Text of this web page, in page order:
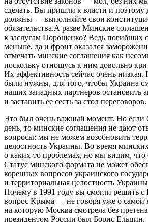
сделать. Вы пришли к власти и поэтому
должны — выполняйте свои
обязательства.А разве Минские
к заслугам Порошенко? Ведь погибших
меньше, да и фронт оказался
отмечать минские соглашения как
поскольку отношусь к ним довольно
Их эффективность сейчас очень низкая.
были нужны, для того, чтобы Украина
наших западных партнеров остановить
и заставить ее сесть за стол переговоров.
Это был очень важный момент. Но если
день, то минские соглашения не дают
вопросы: мы не можем возобновить
целостность Украины. Во время
о каких-то проблемах, но мы видим,
Статус минского формата не может
коренных вопросов украинского
и территориальная целостность
Почему в 1991 году вы смогли решить с
вопрос Крыма — не говоря уже о самой
на которую Москва смотрела без
президентом России был Борис Ельцин.